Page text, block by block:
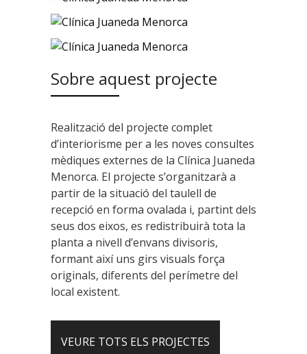
Sobre aquest projecte
Realització del projecte complet
d’interiorisme per a les noves consultes
mèdiques externes de la Clínica Juaneda
Menorca. El projecte s’organitzarà a
partir de la situació del taulell de
recepció en forma ovalada i, partint dels
seus dos eixos, es redistribuirà tota la
planta a nivell d’envans divisoris,
formant així uns girs visuals força
originals, diferents del perímetre del
local existent.
VEURE TOTS ELS PROJECTES